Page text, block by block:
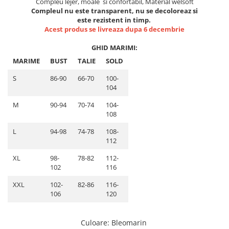
Lenjerii de pat pentru copii
Cadouri Cuplu
Pijamale de dama
Pijamale de barbati
Pijamale
Halate si pijamale Family
Seturi elegante femei
Pijamale de copii
Pijamale BIG SIZE femei
Compleul nu este transparent, nu se decoloreaz si
este rezistent in timp.
Acest produs se livreaza dupa 6 decembrie
GHID MARIMI:
MARIME
BUST TALIE
SOLD
S
86-90 66-70
100-
104
M
90-94 70-74
104-
108
L
94-98 74-78
108-
112
XL
98-
102
78-82
112-
116
XXL
102-
106
82-86
116-
120
Culoare: Bleomarin